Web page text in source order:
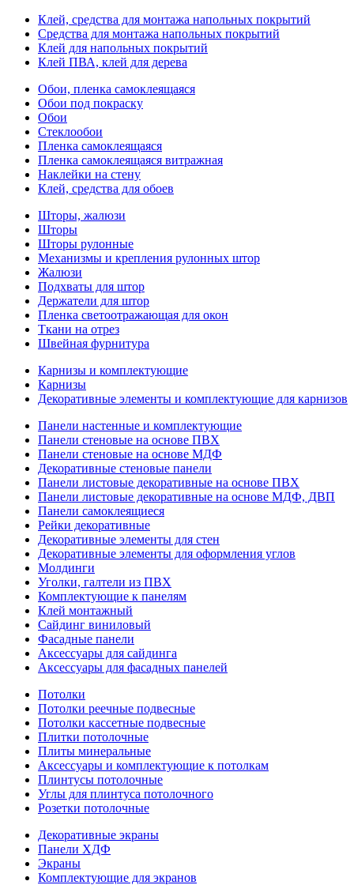
Клей, средства для монтажа напольных покрытий
Средства для монтажа напольных покрытий
Клей для напольных покрытий
Клей ПВА, клей для дерева
Обои, пленка самоклеящаяся
Обои под покраску
Обои
Стеклообои
Пленка самоклеящаяся
Пленка самоклеящаяся витражная
Наклейки на стену
Клей, средства для обоев
Шторы, жалюзи
Шторы
Шторы рулонные
Механизмы и крепления рулонных штор
Жалюзи
Подхваты для штор
Держатели для штор
Пленка светоотражающая для окон
Ткани на отрез
Швейная фурнитура
Карнизы и комплектующие
Карнизы
Декоративные элементы и комплектующие для карнизов
Панели настенные и комплектующие
Панели стеновые на основе ПВХ
Панели стеновые на основе МДФ
Декоративные стеновые панели
Панели листовые декоративные на основе ПВХ
Панели листовые декоративные на основе МДФ, ДВП
Панели самоклеящиеся
Рейки декоративные
Декоративные элементы для стен
Декоративные элементы для оформления углов
Молдинги
Уголки, галтели из ПВХ
Комплектующие к панелям
Клей монтажный
Сайдинг виниловый
Фасадные панели
Аксессуары для сайдинга
Аксессуары для фасадных панелей
Потолки
Потолки реечные подвесные
Потолки кассетные подвесные
Плитки потолочные
Плиты минеральные
Аксессуары и комплектующие к потолкам
Плинтусы потолочные
Углы для плинтуса потолочного
Розетки потолочные
Декоративные экраны
Панели ХДФ
Экраны
Комплектующие для экранов